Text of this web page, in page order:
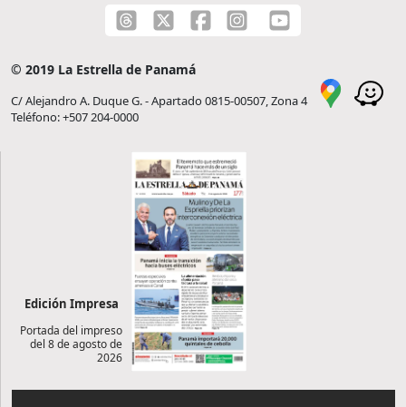
© 2019 La Estrella de Panamá
C/ Alejandro A. Duque G. - Apartado 0815-00507, Zona 4
Teléfono: +507 204-0000
Edición Impresa
Portada del impreso
del 8 de agosto de
2026